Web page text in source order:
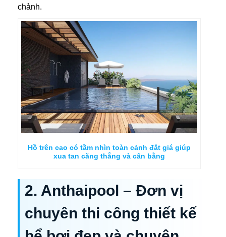
chảnh.
Hồ trên cao có tầm nhìn toàn cảnh đắt giá giúp
xua tan căng thẳng và cân bằng
2. Anthaipool – Đơn vị
chuyên thi công thiết kế